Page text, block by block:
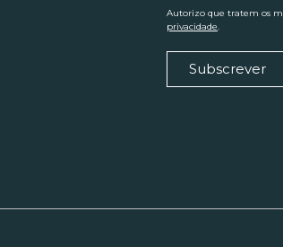
Autorizo que tratem os
privacidade.
Subscrever